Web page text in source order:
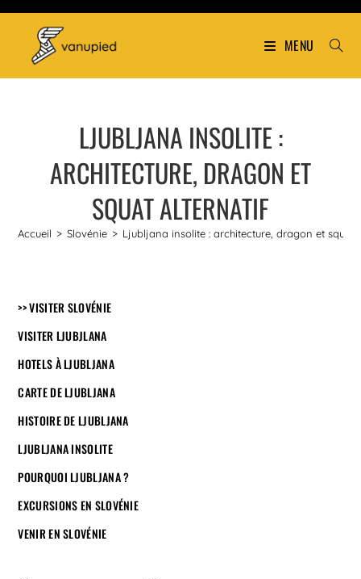
MENU
LJUBLJANA INSOLITE :
ARCHITECTURE, DRAGON ET
SQUAT ALTERNATIF
Accueil > Slovénie > Ljubljana insolite : architecture, dragon et squat
>> VISITER SLOVÉNIE
VISITER LJUBJLANA
HOTELS À LJUBLJANA
CARTE DE LJUBLJANA
HISTOIRE DE LJUBLJANA
LJUBLJANA INSOLITE
POURQUOI LJUBLJANA ?
EXCURSIONS EN SLOVÉNIE
VENIR EN SLOVÉNIE